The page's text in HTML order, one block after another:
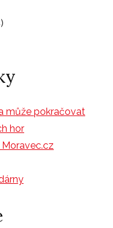
může pokračovat
hor